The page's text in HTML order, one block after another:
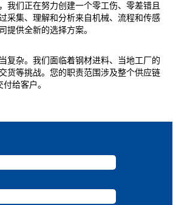
我们正在努力创建一个零工伤、零差错且
采集、理解和分析来自机械、流程和传感
提供全新的选择方案。
复杂。我们面临着钢材进料、当地工厂的
货等挑战。您的职责范围涉及整个供应链
给客户。